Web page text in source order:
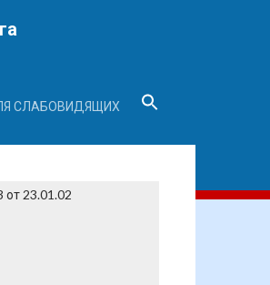
СЛАБОВИДЯЩИХ
23.01.02